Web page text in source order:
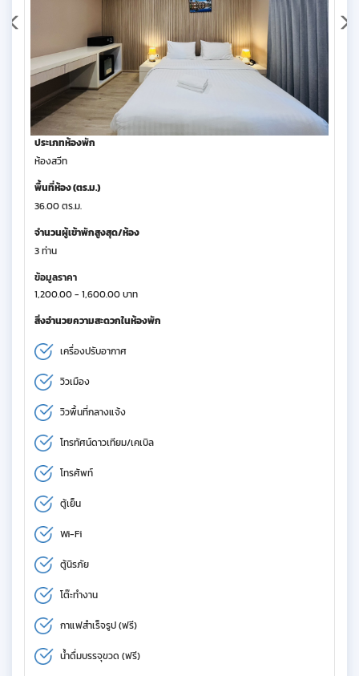
ประเภทห้องพัก
ห้องสวีท
พื้นที่ห้อง (ตร.ม.)
36.00 ตร.ม.
จำนวนผู้เข้าพักสูงสุด/ห้อง
3 ท่าน
ข้อมูลราคา
1,200.00 - 1,600.00 บาท
สิ่งอำนวยความสะดวกในห้องพัก
เครื่องปรับอากาศ
วิวเมือง
วิวพื้นที่กลางแจ้ง
โทรทัศน์ดาวเทียม/เคเบิล
โทรศัพท์
ตู้เย็น
Wi-Fi
ตู้นิรภัย
โต๊ะทำงาน
กาแฟสำเร็จรูป (ฟรี)
น้ำดื่มบรรจุขวด (ฟรี)